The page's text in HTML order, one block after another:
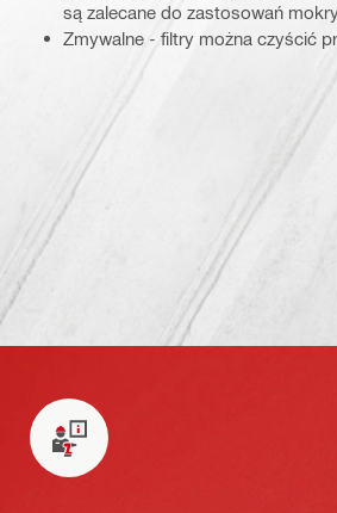
są zalecane do zastosowań
Zmywalne - filtry można czyścić